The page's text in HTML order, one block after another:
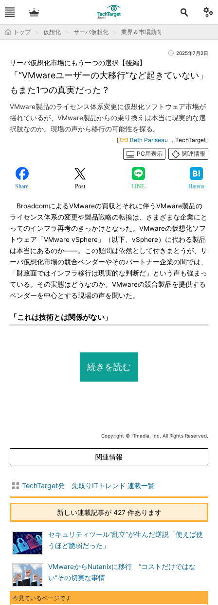
トップ 仮想化 サーバ仮想化 業界＆市場動向
2025年7月2日
「“VMwareユーザーの大移行”など起きていない」
もまた1つの真実だった？
サーバ仮想化市場にもう一つの選択【後編】
VMware製品のライセンス体系変更に仮想化ソフトウェア市場が
揺れているが、VMware製品からの乗り換えは本当に現実的な選
択肢なのか。現場の声から移行の可能性を探る。
[ Beth Pariseau ，TechTarget]
PC用表示
関連情報
Share Post LINE Hatena
BroadcomによるVMwareの買収とそれに伴うVMware製品の
ライセンス体系の変更や製品戦略の転換は、さまざまな企業にと
ってのインフラ再考のきっかけとなった。VMwareの仮想化ソフ
トウェア「VMware vSphere」（以下、vSphere）に代わる製品
は本当にあるのか――。この疑問は依然として付きまとうが、サ
ーバ仮想化市場の競合ベンダーやそのパートナー企業の間では、
「財政面ではインフラ移行は現実的な判断だ」という声も強まっ
ている。その実態はどうなのか。VMwareの競合製品を提供する
ベンダーを中心とする現場の声を聞いた。
「これは技術とは関係がない」
続きを読む
Copyright © ITmedia, Inc. All Rights Reserved.
関連情報
TechTarget発 先取りITトレンド 連載一覧
新しい連載記事が 427 件あります
セキュリティツール“乱立”が生んだ逆説「使えば使
うほど脆弱だった」
VMwareからNutanixに移行 “コストだけではな
い”その切実な事情